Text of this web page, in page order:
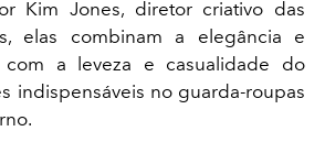
Kim Jones, diretor criativo das
elas combinam a elegância e
a leveza e casualidade do
indispensáveis no guarda-roupas